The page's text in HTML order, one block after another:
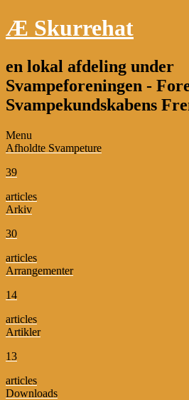
Æ Skurrehat
en lokal afdeling under
Svampeforeningen -
Svampekundskabens
Menu
Afholdte Svampeture
39
articles
Arkiv
30
articles
Arrangementer
14
articles
Artikler
13
articles
Downloads